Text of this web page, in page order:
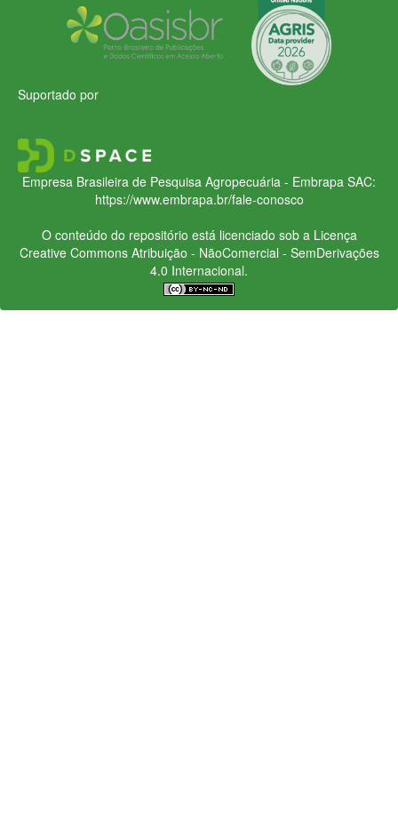
Suportado por
Empresa Brasileira de Pesquisa Agropecuária - Embrapa SAC:
https://www.embrapa.br/fale-conosco
O conteúdo do repositório está licenciado sob a Licença
Creative CommonsAtribuição - NãoComercial - SemDerivações
4.0 Internacional.